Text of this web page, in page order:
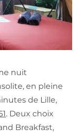
nuit
en pleine
de Lille,
. Deux choix
Breakfast,